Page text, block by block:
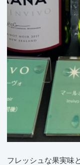
フレッシュな果実味